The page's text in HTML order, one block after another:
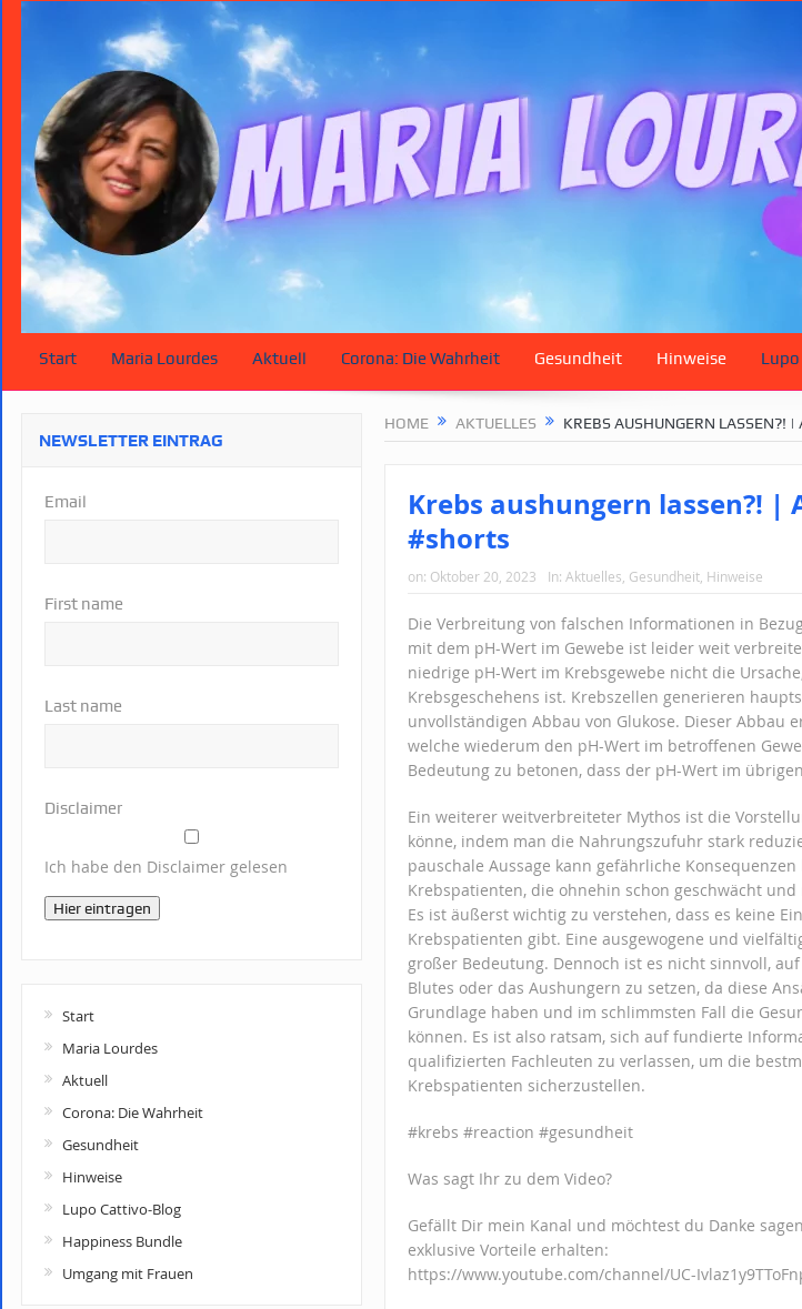
Start Maria Lourdes Aktuell Corona: Die Wahrheit Gesundheit Hinweise
HOME AKTUELLES KREBS AUSHUNGERN LASSEN?!
Krebs aushungern lassen?! |
#shorts
on: Oktober 20, 2023 In: Aktuelles Gesundheit Hinweise
Die Verbreitung von falschen Informationen in
mit dem pH-Wert im Gewebe ist leider weit
niedrige pH-Wert im Krebsgewebe nicht die
Krebsgeschehens ist. Krebszellen generieren
unvollständigen Abbau von Glukose. Dieser Abbau
welche wiederum den pH-Wert im betroffenen
Bedeutung zu betonen, dass der pH-Wert im
Ein weiterer weitverbreiteter Mythos ist die
könne, indem man die Nahrungszufuhr stark
pauschale Aussage kann gefährliche
Krebspatienten, die ohnehin schon geschwächt
Es ist äußerst wichtig zu verstehen, dass es keine
Krebspatienten gibt. Eine ausgewogene und
großer Bedeutung. Dennoch ist es nicht sinnvoll,
Blutes oder das Aushungern zu setzen, da diese
Grundlage haben und im schlimmsten Fall die
können. Es ist also ratsam, sich auf fundierte
qualifizierten Fachleuten zu verlassen, um die
Krebspatienten sicherzustellen.
#krebs #reaction #gesundheit
Was sagt Ihr zu dem Video?
Gefällt Dir mein Kanal und möchtest du Danke
exklusive Vorteile erhalten:
https://www.youtube.com/channel/UC-
NEWSLETTER EINTRAG
Email
First name
Last name
Disclaimer
Ich habe den Disclaimer gelesen
Hier eintragen
Start
Maria Lourdes
Aktuell
Corona: Die Wahrheit
Gesundheit
Hinweise
Lupo Cattivo-Blog
Happiness Bundle
Umgang mit Frauen